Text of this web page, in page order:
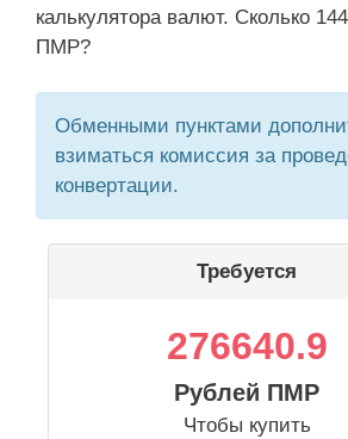
калькулятора валют. Сколько
ПМР?
Обменными пунктами
взиматься комиссия за
конвертации.
Требуется
276640.9
Рублей ПМР
Чтобы купить